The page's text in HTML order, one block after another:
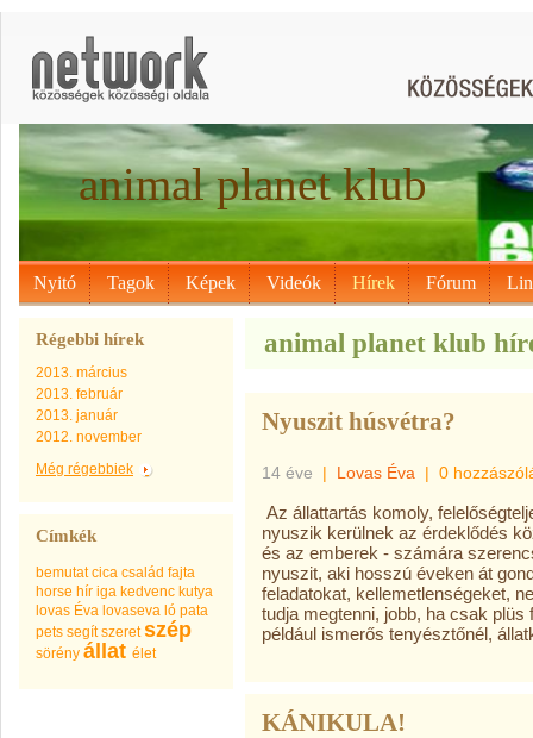
animal planet klub
Nyitó Tagok Képek Videók Hírek Fórum
Régebbi hírek
2013. március
2013. február
2013. január
2012. november
Még régebbiek
Címkék
bemutat cica család fajta
horse hír iga kedvenc kutya
lovas Éva lovaseva ló pata
pets segít szeret szép
sörény állat élet
animal planet klub
Nyuszit húsvétra?
14 éve | Lovas Éva | 0
Az állattartás komoly,
nyuszik kerülnek az érdeklődés
és az emberek - számára
nyuszit, aki hosszú éveken át
feladatokat, kellemetlenségeket,
tudja megtenni, jobb, ha csak
például ismerős tenyésztőnél,
KÁNIKULA!